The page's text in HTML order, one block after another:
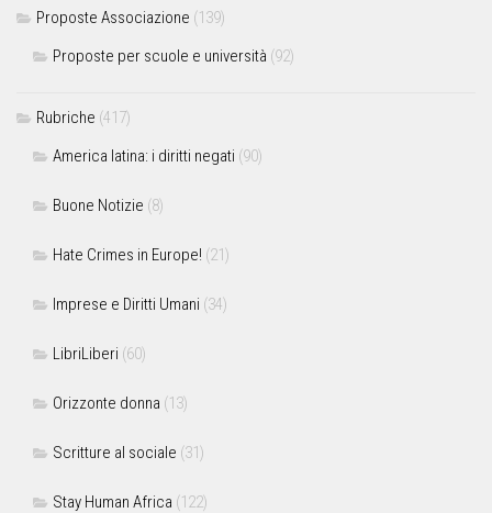
Proposte Associazione (139)
Proposte per scuole e università (92)
Rubriche (417)
America latina: i diritti negati (90)
Buone Notizie (8)
Hate Crimes in Europe! (21)
Imprese e Diritti Umani (34)
LibriLiberi (60)
Orizzonte donna (13)
Scritture al sociale (31)
Stay Human Africa (122)